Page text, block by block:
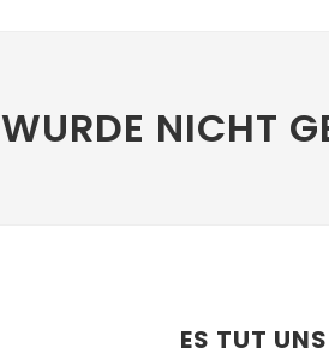
NICHT
ES TUT